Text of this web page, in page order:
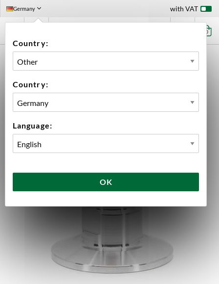
Germany
Country:
Country:
Language:
OK
with VAT
0
ACESSORIES BREWTOOLS
ADAPTER 1/2" NPT MALE - 1.5" TC BREWTOOLS